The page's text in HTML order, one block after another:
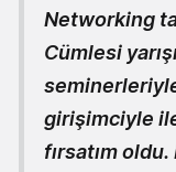
Networking
Cümlesi
girişimciyle
fırsatım oldu.